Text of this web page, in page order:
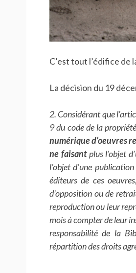
C’est tout l’édifice de
La décision du 19
2. Considérant que
9 du code de la
numérique d’oeuvres
ne faisantplus l’objet
l’objet d’une
éditeurs de ces
d’opposition ou de
reproduction ou leur
mois à compter de leur
responsabilité de la
répartition des droits